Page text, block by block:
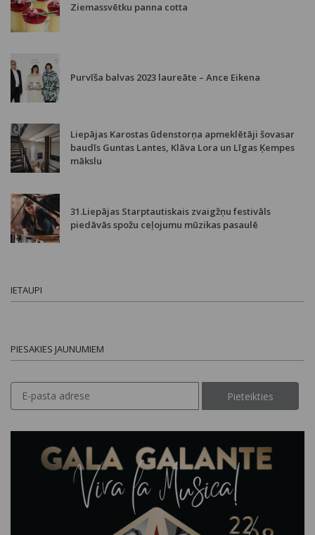
Ziemassvētku panna cotta
Purvīša balvas 2023 laureāte – Ance Eikena
Liepājas Karostas ūdenstorņa apmeklētāji šovasar
baudīs Guntas Lantes, Klāva Lora un Līgas Ķempes
mākslu
31.Liepājas Starptautiskais zvaigžņu festivāls
piedāvās spožu ceļojumu mūzikas pasaulē
IETAUPI
PIESAKIES JAUNUMIEM
Pieteikties